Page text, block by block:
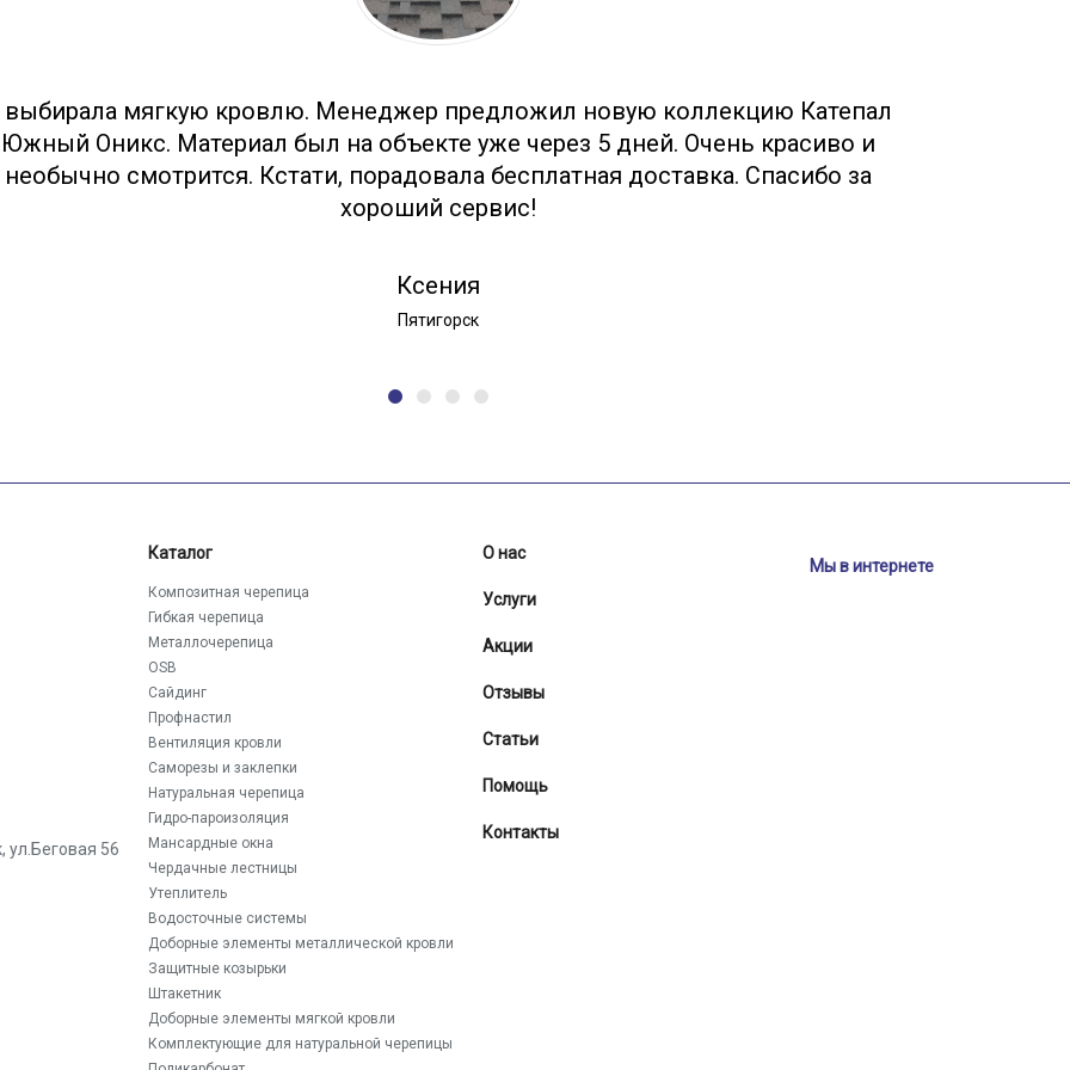
мягкую кровлю. Менеджер предложил новую коллекцию Катепал
Южный Оникс. Материал был на объекте уже через 5 дней. Очень красиво и
необычно смотрится. Кстати, порадовала бесплатная доставка. Спасибо за
хороший сервис!
Ксения
Пятигорск
, ул.Беговая 56
Мы в интернете
Каталог
Композитная черепица
Гибкая черепица
Металлочерепица
OSB
Сайдинг
Профнастил
Вентиляция кровли
Саморезы и заклепки
Натуральная черепица
Гидро-пароизоляция
Мансардные окна
Чердачные лестницы
Утеплитель
Водосточные системы
Доборные элементы металлической кровли
Защитные козырьки
Штакетник
Доборные элементы мягкой кровли
Комплектующие для натуральной черепицы
О нас
Услуги
Акции
Отзывы
Статьи
Помощь
Контакты